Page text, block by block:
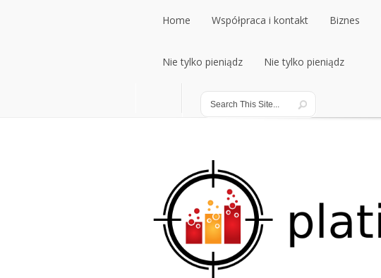
Home
Home
Współpraca i kontakt
Współpraca i kontakt
Biznes
Biznes
Nie tylko pieniądz
Nie tylko pieniądz
Nie tylko pieniądz
Nie tylko pieniądz